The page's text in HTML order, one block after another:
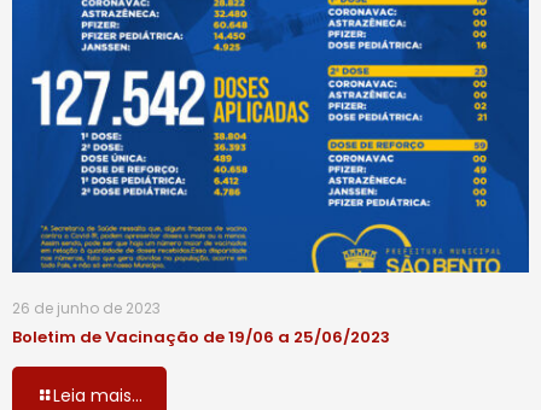
26 de junho de 2023
Boletim de Vacinação de 19/06 a 25/06/2023
Leia mais...